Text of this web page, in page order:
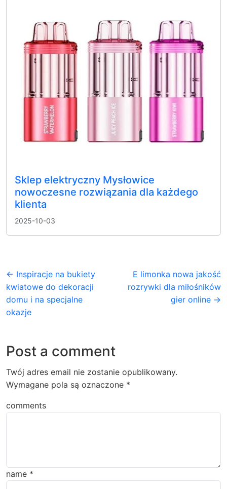
Sklep elektryczny Mysłowice
nowoczesne rozwiązania dla każdego
klienta
2025-10-03
← Inspiracje na bukiety
kwiatowe do dekoracji
domu i na specjalne
okazje
E limonka nowa jakość
rozrywki dla miłośników
gier online →
Post a comment
Twój adres email nie zostanie opublikowany.
Wymagane pola są oznaczone *
comments
name *